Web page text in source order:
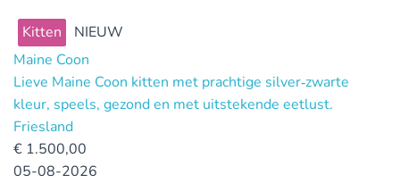
Kitten
NIEUW
Maine Coon
Lieve Maine Coon kitten met prachtige silver‑zwarte
kleur, speels, gezond en met uitstekende eetlust.
Friesland
€ 1.500,00
05-08-2026